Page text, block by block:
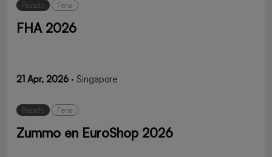
Pasado Feria
FHA 2026
21 Apr, 2026 · Singapore
Pasado Feria
Zummo en EuroShop 2026